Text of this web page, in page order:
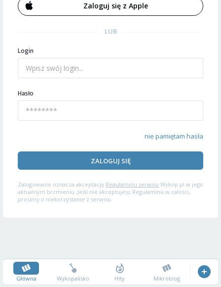
Zaloguj się z Apple
LUB
Login
Hasło
nie pamiętam hasła
ZALOGUJ SIĘ
Zalogowanie oznacza akceptację Regulaminu serwisu Wykop.pl w jego
aktualnym brzmieniu. Jeśli nie akceptujesz Regulaminu w całości,
prosimy o niekorzystanie z serwisu.
Główna Wykopalisko Hity Mikroblog